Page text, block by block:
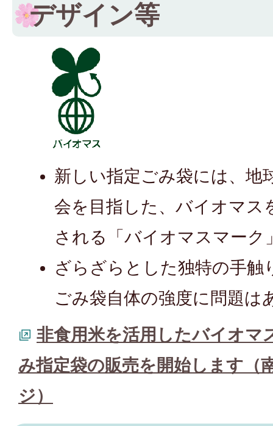
デザイン等
新しい指定ごみ袋には、地
会を目指した、バイオマス
される「バイオマスマーク
ざらざらとした独特の手触
ごみ袋自体の強度に問題は
非食用米を活用したバイオマ
み指定袋の販売を開始します（
ジ）